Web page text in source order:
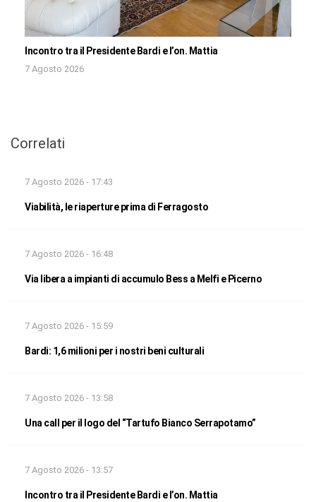
Incontro tra il Presidente Bardi e l’on. Mattia
7 Agosto 2026
Correlati
7 Agosto 2026 - 17:43
Viabilità, le riaperture prima di Ferragosto
7 Agosto 2026 - 16:48
Via libera a impianti di accumulo Bess a Melfi e Picerno
7 Agosto 2026 - 15:59
Bardi: 1,6 milioni per i nostri beni culturali
7 Agosto 2026 - 13:58
Una call per il logo del “Tartufo Bianco Serrapotamo”
7 Agosto 2026 - 13:57
Incontro tra il Presidente Bardi e l’on. Mattia